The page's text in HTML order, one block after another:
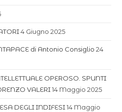
4 Giugno 2025
di Antonio Consiglio 24
OPEROSO. SPUNTI
VALERI 14 Maggio 2025
DEGLI INDIFESI 14 Maggio